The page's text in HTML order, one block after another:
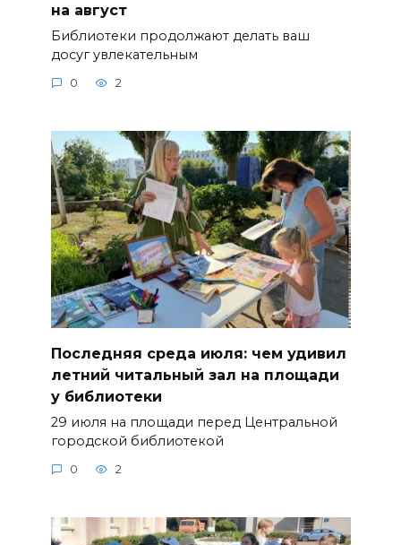
на август
Библиотеки продолжают делать ваш
досуг увлекательным
0 2
Последняя среда июля: чем удивил
летний читальный зал на площади
у библиотеки
29 июля на площади перед Центральной
городской библиотекой
0 2